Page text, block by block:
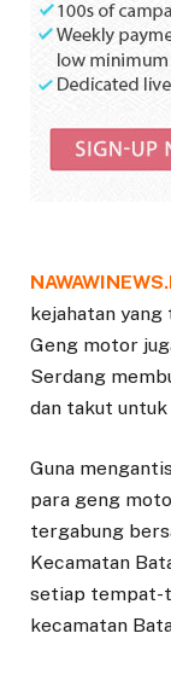
kejahatan yang
Geng motor
Serdang
dan takut
Guna
para geng
tergabung
Kecamatan
setiap tempat-
kecamatan